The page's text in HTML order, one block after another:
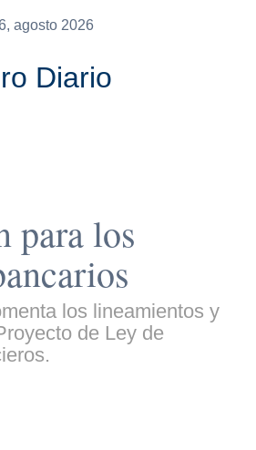
agosto 2026
Diario
para los
los lineamientos y
de Ley de